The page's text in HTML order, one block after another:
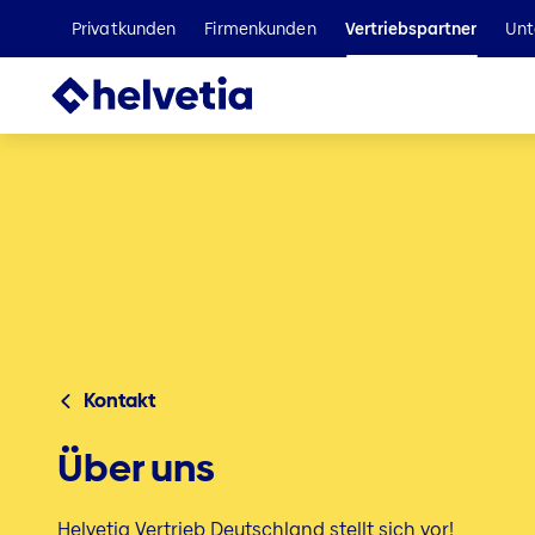
Privatkunden Firmenkunden Vertriebspartner
Kontakt
Über uns